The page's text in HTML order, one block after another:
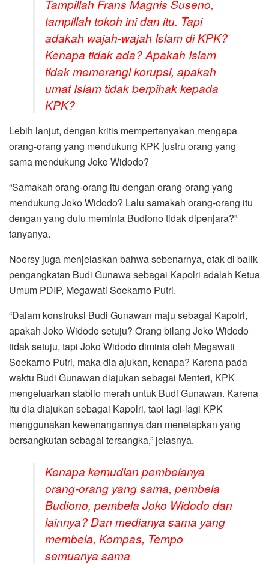
Tampillah Frans Magnis Suseno,
tampillah tokoh ini dan itu. Tapi
adakah wajah-wajah Islam di KPK?
Kenapa tidak ada? Apakah Islam
tidak memerangi korupsi, apakah
umat Islam tidak berpihak kepada
KPK?
Lebih lanjut, dengan kritis mempertanyakan mengapa
orang-orang yang mendukung KPK justru orang yang
sama mendukung Joko Widodo?
“Samakah orang-orang itu dengan orang-orang yang
mendukung Joko Widodo? Lalu samakah orang-orang itu
dengan yang dulu meminta Budiono tidak dipenjara?”
tanyanya.
Noorsy juga menjelaskan bahwa sebenarnya, otak di balik
pengangkatan Budi Gunawa sebagai Kapolri adalah Ketua
Umum PDIP, Megawati Soekarno Putri.
“Dalam konstruksi Budi Gunawan maju sebagai Kapolri,
apakah Joko Widodo setuju? Orang bilang Joko Widodo
tidak setuju, tapi Joko Widodo diminta oleh Megawati
Soekarno Putri, maka dia ajukan, kenapa? Karena pada
waktu Budi Gunawan diajukan sebagai Menteri, KPK
mengeluarkan stabilo merah untuk Budi Gunawan. Karena
itu dia diajukan sebagai Kapolri, tapi lagi-lagi KPK
menggunakan kewenangannya dan menetapkan yang
bersangkutan sebagai tersangka,” jelasnya.
Kenapa kemudian pembelanya
orang-orang yang sama, pembela
Budiono, pembela Joko Widodo dan
lainnya? Dan medianya sama yang
membela, Kompas, Tempo
semuanya sama